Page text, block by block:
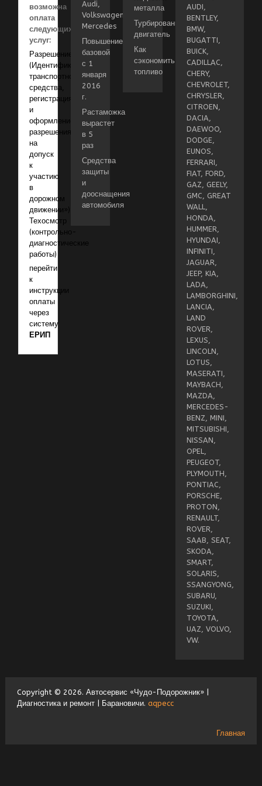
возможна
оплата
следующих
услуг:
Разрешение
(Идентификация
транспортного
средства,
регистрация
и
оформление
разрешения
на
допуск
к
участию
в
дорожном
движении»)
Техосмотр
(контрольно-
диагностические
работы)
перейти
к
инструкции
оплаты
через
систему
ЕРИП
Audi,
Volkswagen,
Mercedes
Повышение
базовой
с 1
января
2016
г.
Растаможка
вырастет
в 5
раз
Средства
защиты
и
дооснащения
автомобиля
металла
Турбированный
двигатель
Как
сэкономить
топливо
AUDI,
BENTLEY,
BMW,
BUGATTI,
BUICK,
CADILLAC,
CHERY,
CHEVROLET,
CHRYSLER,
CITROEN,
DACIA,
DAEWOO,
DODGE,
EUNOS,
FERRARI,
FIAT, FORD,
GAZ, GEELY,
GMC, GREAT
WALL,
HONDA,
HUMMER,
HYUNDAI,
INFINITI,
JAGUAR,
JEEP, KIA,
LADA,
LAMBORGHINI,
LANCIA,
LAND
ROVER,
LEXUS,
LINCOLN,
LOTUS,
MASERATI,
MAYBACH,
MAZDA,
MERCEDES-
BENZ, MINI,
MITSUBISHI,
NISSAN,
OPEL,
PEUGEOT,
PLYMOUTH,
PONTIAC,
PORSCHE,
PROTON,
RENAULT,
ROVER,
SAAB, SEAT,
SKODA,
SMART,
SOLARIS,
SSANGYONG,
SUBARU,
SUZUKI,
TOYOTA,
UAZ, VOLVO,
VW.
Copyright © 2026. Автосервис «Чудо-Подорожник» |
Диагностика и ремонт | Барановичи. aqpecc
Главная